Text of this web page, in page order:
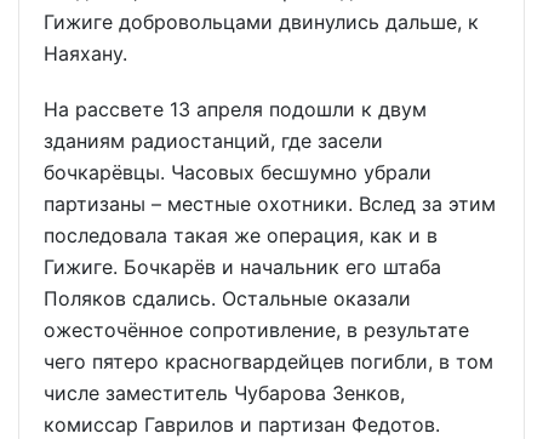
Гижиге добровольцами двинулись дальше, к
Наяхану.
На рассвете 13 апреля подошли к двум
зданиям радиостанций, где засели
бочкарёвцы. Часовых бесшумно убрали
партизаны – местные охотники. Вслед за этим
последовала такая же операция, как и в
Гижиге. Бочкарёв и начальник его штаба
Поляков сдались. Остальные оказали
ожесточённое сопротивление, в результате
чего пятеро красногвардейцев погибли, в том
числе заместитель Чубарова Зенков,
комиссар Гаврилов и партизан Федотов.